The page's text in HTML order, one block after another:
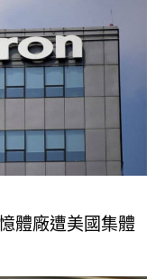
體廠遭美國集體